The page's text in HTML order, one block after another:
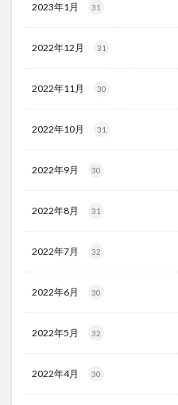
2023年1月 31
2022年12月 31
2022年11月 30
2022年10月 31
2022年9月 30
2022年8月 31
2022年7月 32
2022年6月 30
2022年5月 32
2022年4月 30